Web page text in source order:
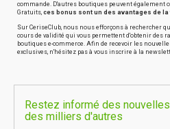
commande. D'autres boutiques peuvent également
Gratuits, ces bonus sont un des avantages de la
Sur CeriseClub, nous nous efforçons à rechercher
cours de validité qui vous permettent d'obtenir des
boutiques e-commerce. Afin de recevoir les
exclusives, n'hésitez pas à vous inscrire à la
Restez informé des
des milliers d'autres